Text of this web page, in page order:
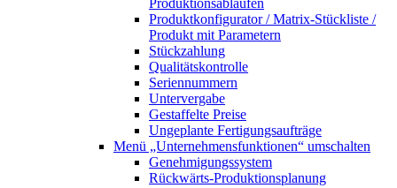
Produktionsabläufen
Produktkonfigurator / Matrix-Stückliste /
Produkt mit Parametern
Stückzahlung
Qualitätskontrolle
Seriennummern
Untervergabe
Gestaffelte Preise
Ungeplante Fertigungsaufträge
Menü „Unternehmensfunktionen“ umschalten
Genehmigungssystem
Rückwärts-Produktionsplanung